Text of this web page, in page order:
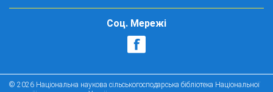
Соц. Мережі
© 2026 Національна наукова сільськогосподарська бібліотека Національної